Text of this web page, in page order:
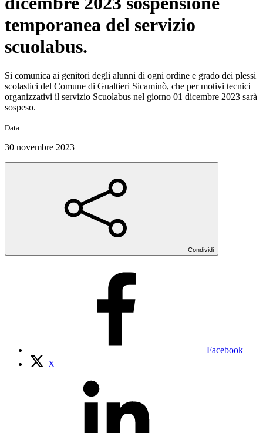
temporanea del servizio
scuolabus.
Si comunica ai genitori degli alunni di ogni ordine e grado dei plessi
scolastici del Comune di Gualtieri Sicaminò, che per motivi tecnici
organizzativi il servizio Scuolabus nel giorno 01 dicembre 2023 sarà
sospeso.
Data:
30 novembre 2023
Condividi
Facebook
X